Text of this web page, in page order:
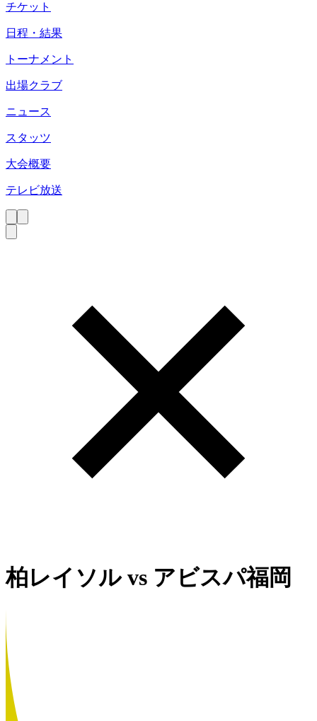
チケット
日程・結果
トーナメント
出場クラブ
ニュース
スタッツ
大会概要
テレビ放送
柏レイソルvs アビスパ福岡